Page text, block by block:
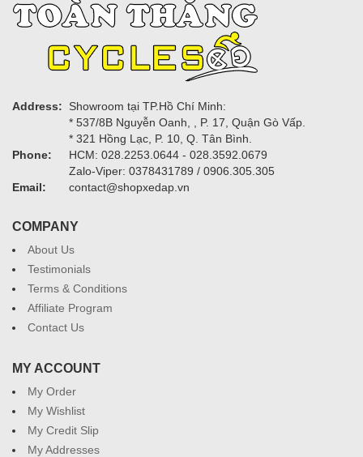
Address:
Showroom tại TP.Hồ Chí Minh:
* 537/8B Nguyễn Oanh, , P. 17, Quận Gò Vấp.
* 321 Hồng Lạc, P. 10, Q. Tân Bình.
Phone:
HCM: 028.2253.0644 - 028.3592.0679
Zalo-Viper: 0378431789 / 0906.305.305
Email:
contact@shopxedap.vn
COMPANY
About Us
Testimonials
Terms & Conditions
Affiliate Program
Contact Us
MY ACCOUNT
My Order
My Wishlist
My Credit Slip
My Addresses